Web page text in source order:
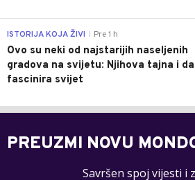
ISTORIJA KOJA ŽIVI Pre 1 h
Ovo su neki od najstarijih naseljenih
gradova na svijetu: Njihova tajna i
fascinira svijet
PREUZMI NOVU
Savršen spoj vijesti i